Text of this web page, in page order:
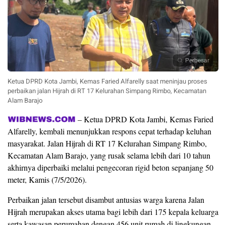
Perbesar
Ketua DPRD Kota Jambi, Kemas Faried Alfarelly saat meninjau proses
perbaikan jalan Hijrah di RT 17 Kelurahan Simpang Rimbo, Kecamatan
Alam Barajo
– Ketua DPRD Kota Jambi, Kemas Faried
Alfarelly, kembali menunjukkan respons cepat terhadap keluhan
masyarakat. Jalan Hijrah di RT 17 Kelurahan Simpang Rimbo,
Kecamatan Alam Barajo, yang rusak selama lebih dari 10 tahun
akhirnya diperbaiki melalui pengecoran rigid beton sepanjang 50
meter, Kamis (7/5/2026).
Perbaikan jalan tersebut disambut antusias warga karena Jalan
Hijrah merupakan akses utama bagi lebih dari 175 kepala keluarga